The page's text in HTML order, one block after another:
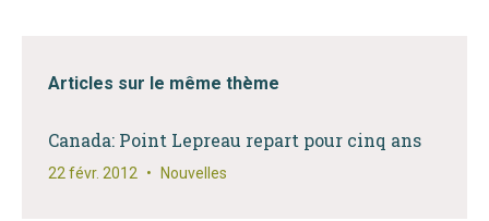
Articles sur le même thème
Canada: Point Lepreau repart pour cinq ans
22 févr. 2012 • Nouvelles